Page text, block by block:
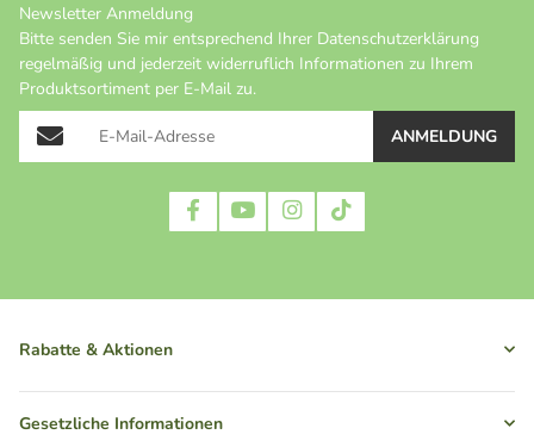
Newsletter Anmeldung
Bitte senden Sie mir entsprechend Ihrer Datenschutzerklärung
regelmäßig und jederzeit widerruflich Informationen zu Ihrem
Produktsortiment per E-Mail zu.
ANMELDUNG
Rabatte & Aktionen
Gesetzliche Informationen